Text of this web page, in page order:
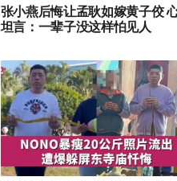
张小燕后悔让孟耿如嫁黄子佼
坦言：一辈子没这样怕见人